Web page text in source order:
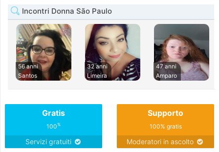
Incontri Donna São Paulo
56 anni
Santos
32 anni
Limeira
47 anni
Amparo
Gratis
100%
Servizi gratuiti
Supporto
100% gratis
Moderatori in ascolto